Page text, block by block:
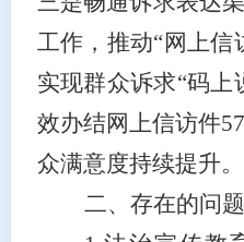
工作，推动“网上信
实现群众诉求“码上
效办结网上信访件
众满意度持续提升。
二、存在的问题